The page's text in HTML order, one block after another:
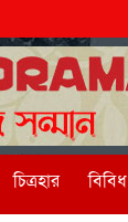
চিত্রহার বিবিধ